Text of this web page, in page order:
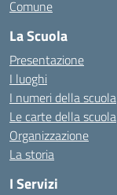
Comune
La Scuola
Presentazione
I luoghi
I numeri della scuola
Le carte della scuola
Organizzazione
La storia
I Servizi